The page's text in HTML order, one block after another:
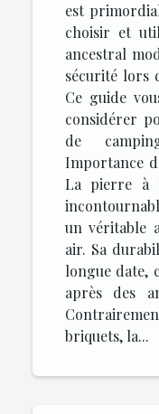
est
choisir et
ancestral
sécurité lors
Ce guide
considérer
de
Importance
La pierre à
un véritable
air. Sa
longue date,
après des
briquets, la...